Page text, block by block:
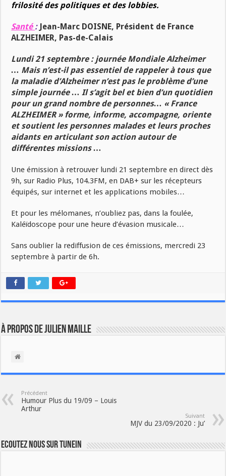
frilosité des politiques et des lobbies.
Santé: Jean-Marc DOISNE, Président de France
ALZHEIMER, Pas-de-Calais
Lundi 21 septembre : journée Mondiale Alzheimer
… Mais n’est-il pas essentiel de rappeler à tous que
la maladie d’Alzheimer n’est pas le problème d’une
simple journée … Il s’agit bel et bien d’un quotidien
pour un grand nombre de personnes… « France
ALZHEIMER » forme, informe, accompagne, oriente
et soutient les personnes malades et leurs proches
aidants en articulant son action autour de
différentes missions …
Une émission à retrouver lundi 21 septembre en direct dès
9h, sur Radio Plus, 104.3FM, en DAB+ sur les récepteurs
équipés, sur internet et les applications mobiles…
Et pour les mélomanes, n’oubliez pas, dans la foulée,
Kaléïdoscope pour une heure d’évasion musicale…
Sans oublier la rediffusion de ces émissions, mercredi 23
septembre à partir de 6h.
À propos de Julien Maille
Précédent
Humour Plus du 19/09 – Louis
Arthur
Suivant
MJV du 23/09/2020 : Ju’
Ecoutez nous sur TuneIn